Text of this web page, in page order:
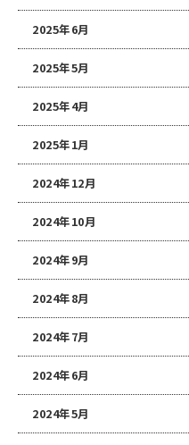
2025年6月
2025年5月
2025年4月
2025年1月
2024年12月
2024年10月
2024年9月
2024年8月
2024年7月
2024年6月
2024年5月